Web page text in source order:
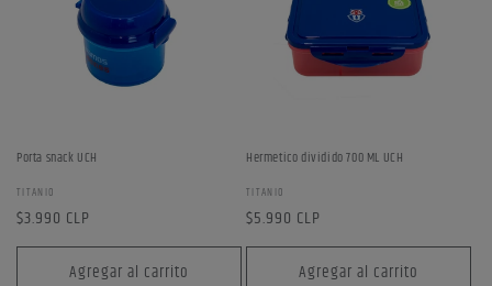
Porta snack UCH
Proveedor:
TITANIO
Precio
habitual
$3.990 CLP
Agregar al carrito
Hermetico dividido 700 ML UCH
Proveedor:
TITANIO
Precio
habitual
$5.990 CLP
Agregar al carrito